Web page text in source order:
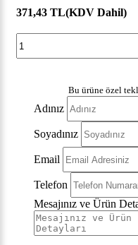
371,43 TL(KDV Dahil)
Bu ürüne özel
Adınız
Soyadınız
Email
Telefon
Mesajınız ve Ürün